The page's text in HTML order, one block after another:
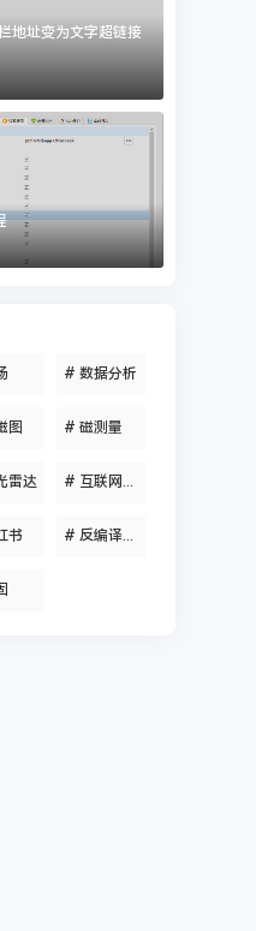
地址变为文字超链接
# 数据分析
图 # 磁测量
雷达 # 互联网资讯
书 # 反编译工具